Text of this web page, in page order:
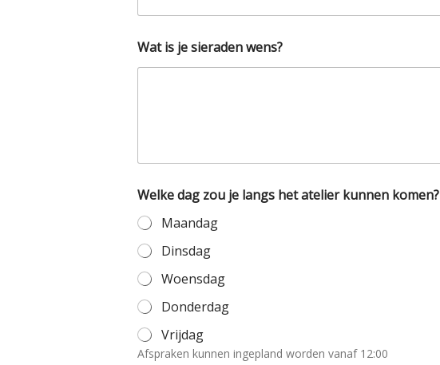
Wat is je sieraden wens?
Welke dag zou je langs het atelier kunnen komen?
Maandag
Dinsdag
Woensdag
Donderdag
Vrijdag
Afspraken kunnen ingepland worden vanaf 12:00